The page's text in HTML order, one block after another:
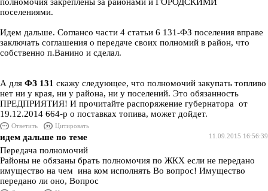
поселениями.
Идем дальше. Соглансо части 4 статьи 6 131-ФЗ поселения вправе
заключать соглашения о передаче своих полномий в район, что
собственно п.Ванино и сделал.
А для ФЗ 131 скажу следующее, что полномочий закупать топливо
нет ни у края, ни у района, ни у поселений. Это обязанность
ПРЕДПРИЯТИЯ! И прочитайте распоряжение губернатора от
19.12.2014 664-р о поставках топива, может дойдет.
Ответить
Цитировать
11.09.2015 16:56:39
идем дальше по теме
Передача полномочий
Районы не обязаны брать полномочия по ЖКХ если не передано
имущество на чем ина ком исполнять Во вопрос! Имущество
передано ли оно, Вопрос